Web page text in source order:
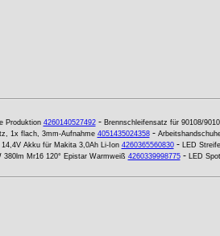
Produktion 4260140527492- Brennschleifensatz für 90108/
1x flach, 3mm-Aufnahme 4051435024358-
14,4V Akku für Makita 3,0Ah Li-Ion 4260365560830- LED
380lm Mr16 120° Epistar Warmweiß 4260339998775- LED